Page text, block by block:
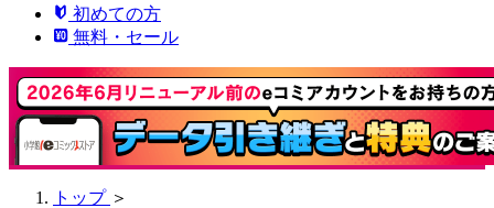
初めての方
無料・セール
トップ ＞